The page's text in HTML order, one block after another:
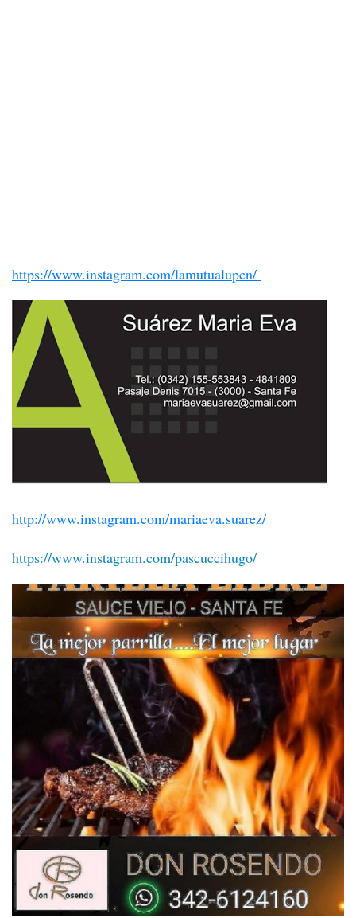
https://www.instagram.com/lamutualupcn/
http://www.instagram.com/mariaeva.suarez/
https://www.instagram.com/pascuccihugo/